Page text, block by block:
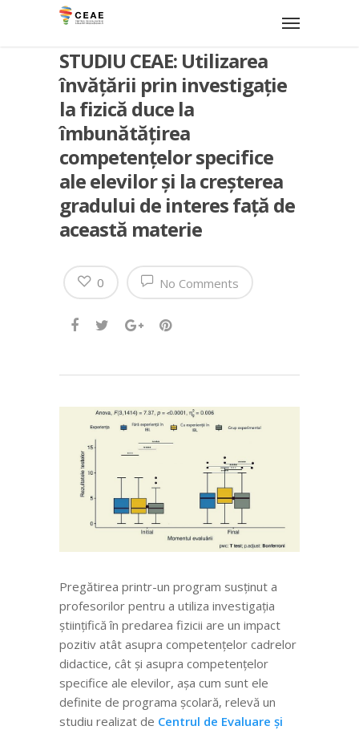
STUDIU CEAE: Utilizarea
învățării prin investigație
la fizică duce la
îmbunătățirea
competențelor specifice
ale elevilor și la creșterea
gradului de interes față de
această materie
No Comments
0
Pregătirea printr-un program susținut a
profesorilor pentru a utiliza investigația
științifică în predarea fizicii are un impact
pozitiv atât asupra competențelor cadrelor
didactice, cât și asupra competențelor
specifice ale elevilor, așa cum sunt ele
definite de programa școlară, relevă un
studiu realizat de Centrul de Evaluare și